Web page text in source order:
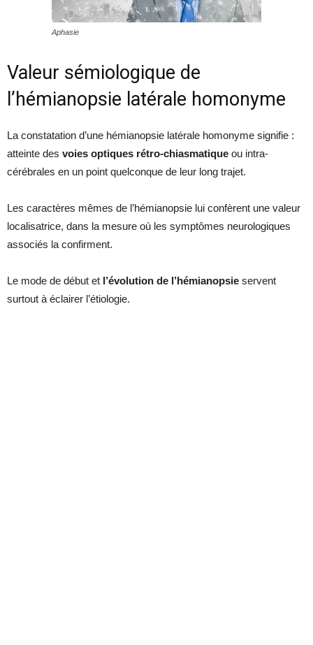
Aphasie
Valeur sémiologique de
l’hémianopsie latérale homonyme
La constatation d’une hémianopsie latérale homonyme signifie :
atteinte des voies optiques rétro-chiasmatique ou intra-
cérébrales en un point quelconque de leur long trajet.
Les caractères mêmes de l’hémianopsie lui confèrent une valeur
localisatrice, dans la mesure où les symptômes neurologiques
associés la confirment.
Le mode de début et l’évolution de l’hémianopsie servent
surtout à éclairer l’étiologie.